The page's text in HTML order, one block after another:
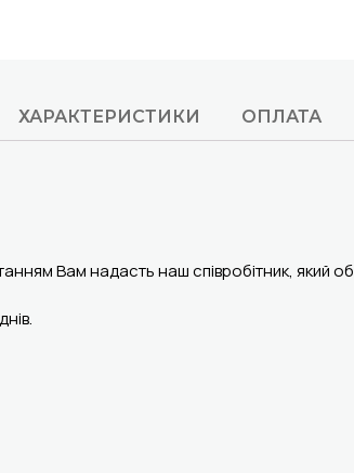
ХАРАКТЕРИСТИКИ ОПЛАТА
Вам надасть наш співробітник, який